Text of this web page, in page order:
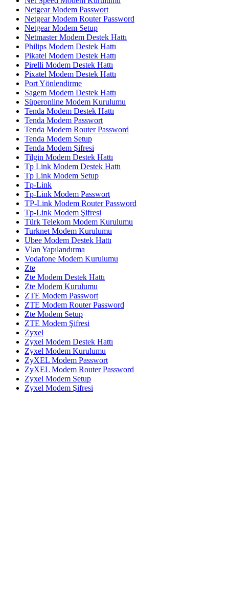
Netgear Modem Passwort
Netgear Modem Router Password
Netgear Modem Setup
Netmaster Modem Destek Hattı
Philips Modem Destek Hattı
Pikatel Modem Destek Hattı
Pirelli Modem Destek Hattı
Pixatel Modem Destek Hattı
Port Yönlendirme
Sagem Modem Destek Hattı
Süperonline Modem Kurulumu
Tenda Modem Destek Hattı
Tenda Modem Passwort
Tenda Modem Router Password
Tenda Modem Setup
Tenda Modem Şifresi
Tilgin Modem Destek Hattı
Tp Link Modem Destek Hattı
Tp Link Modem Setup
Tp-Link
Tp-Link Modem Passwort
TP-Link Modem Router Password
Tp-Link Modem Şifresi
Türk Telekom Modem Kurulumu
Turknet Modem Kurulumu
Ubee Modem Destek Hattı
Vlan Yapılandırma
Vodafone Modem Kurulumu
Zte
Zte Modem Destek Hattı
Zte Modem Kurulumu
ZTE Modem Passwort
ZTE Modem Router Password
Zte Modem Setup
ZTE Modem Şifresi
Zyxel
Zyxel Modem Destek Hattı
Zyxel Modem Kurulumu
ZyXEL Modem Passwort
ZyXEL Modem Router Password
Zyxel Modem Setup
Zyxel Modem Şifresi